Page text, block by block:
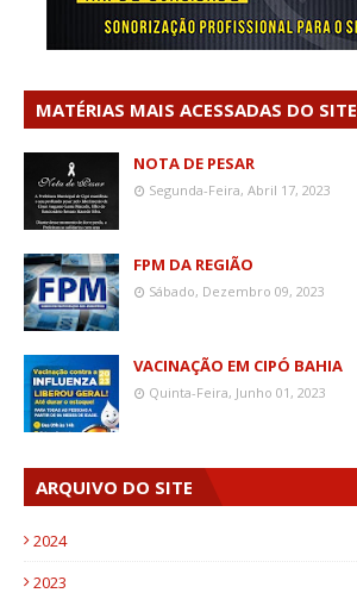
MATÉRIAS MAIS ACESSADAS DO SITE
NOTA DE PESAR
Segunda-Feira, Abril 17, 2023
FPM DA REGIÃO
Sábado, Dezembro 09, 2023
VACINAÇÃO EM CIPÓ BAHIA
Quinta-Feira, Junho 01, 2023
ARQUIVO DO SITE
2024
2023